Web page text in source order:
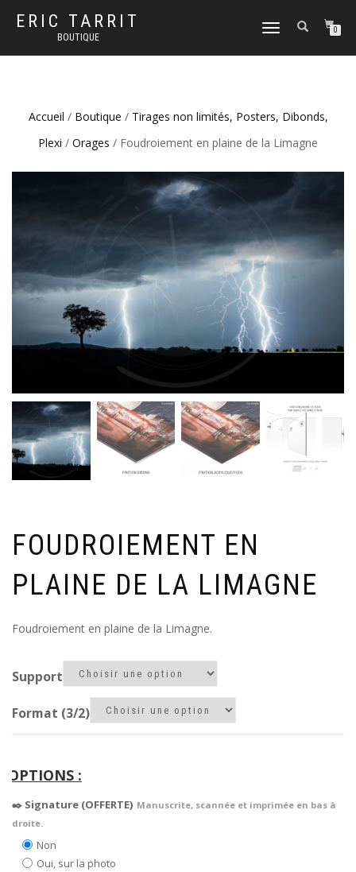
ERIC TARRIT
BOUTIQUE
DÉPLIER
NAVIGATION
0
Accueil / Boutique / Tirages non limités, Posters, Dibonds,
Plexi / Orages / Foudroiement en plaine de la Limagne
FOUDROIEMENT EN
PLAINE DE LA LIMAGNE
Foudroiement en plaine de la Limagne.
Support
Format (3/2)
✒️ Signature (OFFERTE) Manuscrite, scannée et imprimée en bas à
droite.
Non
Oui, sur la photo